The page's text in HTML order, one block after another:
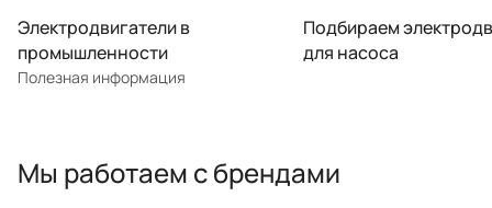
Электродвигатели в
промышленности
Полезная информация
Подбираем
для насоса
Мы работаем с брендами